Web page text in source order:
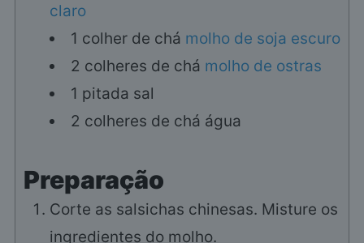
claro
1 colher de chá molho de soja escuro
2 colheres de chá molho de ostras
1 pitada sal
2 colheres de chá água
Preparação
Corte as salsichas chinesas. Misture os
ingredientes do molho.